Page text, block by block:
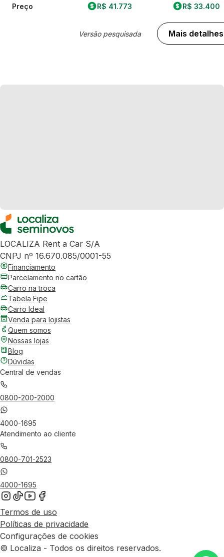
Preço R$ 41.773
Versão pesquisada
R$ 33.400
Mais detalhes
LOCALIZA Rent a Car S/A
CNPJ nº 16.670.085/0001-55
Financiamento
Parcelamento no cartão
Carro na troca
Tabela Fipe
Carro Ideal
Venda para lojistas
Quem somos
Nossas lojas
Blog
Dúvidas
Central de vendas
0800-200-2000
4000-1695
Atendimento ao cliente
0800-701-2523
4000-1695
Termos de uso
Políticas de privacidade
Configurações de cookies
© Localiza - Todos os direitos reservados.